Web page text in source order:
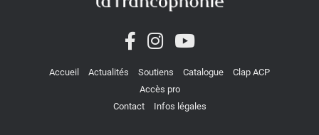
Accueil Actualités Soutiens Catalogue
Clap ACP
Accès pro
Contact
Infos légales